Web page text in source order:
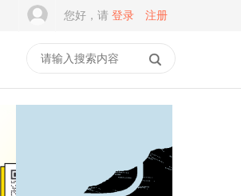
您好，请 登录 注册